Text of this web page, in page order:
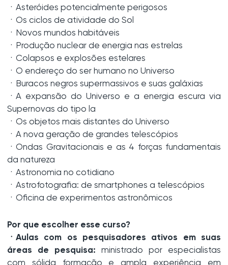
ㆍAsteróides potencialmente perigosos
ㆍOs ciclos de atividade do Sol
ㆍNovos mundos habitáveis
ㆍProdução nuclear de energia nas estrelas
ㆍColapsos e explosões estelares
ㆍO endereço do ser humano no Universo
ㆍBuracos negros supermassivos e suas galáxias
ㆍA expansão do Universo e a energia escura via
Supernovas do tipo la
ㆍOs objetos mais distantes do Universo
ㆍA nova geração de grandes telescópios
ㆍOndas Gravitacionais e as 4 forças fundamentais
da natureza
ㆍAstronomia no cotidiano
ㆍAstrofotografia: de smartphones a telescópios
ㆍOficina de experimentos astronômicos
Por que escolher esse curso?
ㆍAulas com os pesquisadores ativos em suas
áreas de pesquisa: ministrado por especialistas
com sólida formação e ampla experiência em